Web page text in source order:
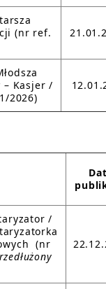
(nr ref.
– Kasjer /
2026)
/
(nr